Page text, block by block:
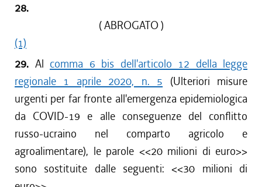
28.
( ABROGATO )
(1)
29. Al comma 6 bis dell'articolo 12 della legge
regionale 1 aprile 2020, n. 5 (Ulteriori misure
urgenti per far fronte all'emergenza epidemiologica
da COVID-19 e alle conseguenze del conflitto
russo-ucraino nel comparto agricolo e
agroalimentare), le parole <<20 milioni di euro>>
sono sostituite dalle seguenti: <<30 milioni di